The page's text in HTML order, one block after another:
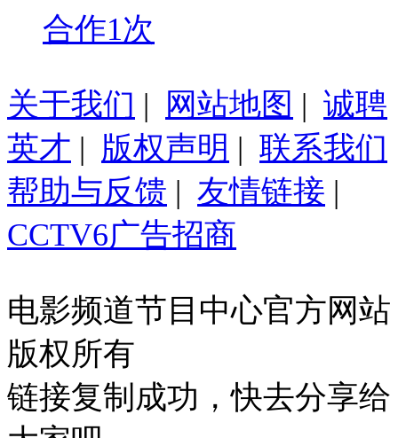
合作1次
关于我们 | 网站地图 | 诚聘
英才 | 版权声明 | 联系我们
帮助与反馈 | 友情链接 |
CCTV6广告招商
电影频道节目中心官方网站
版权所有
链接复制成功，快去分享给